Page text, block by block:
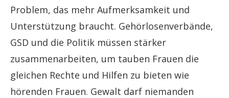
Problem, das mehr Aufmerksamkeit und
Unterstützung braucht. Gehörlosenverbände,
GSD und die Politik müssen stärker
zusammenarbeiten, um tauben Frauen die
gleichen Rechte und Hilfen zu bieten wie
hörenden Frauen. Gewalt darf niemanden